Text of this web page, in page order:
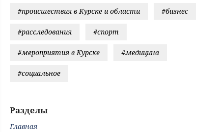
#происшествия в Курске и области #бизнес
#расследования #спорт
#мероприятия в Курске #медицина
#социальное
Разделы
Главная